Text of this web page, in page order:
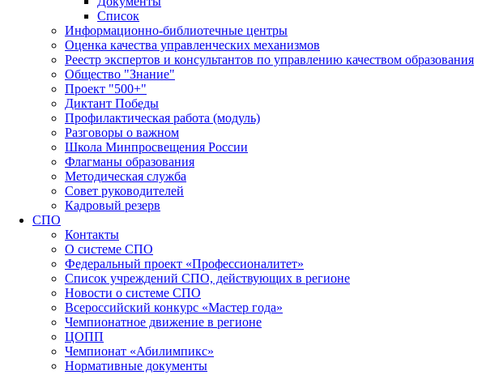
Список
Информационно-библиотечные центры
Оценка качества управленческих механизмов
Реестр экспертов и консультантов по управлению качеством образования
Общество "Знание"
Проект "500+"
Диктант Победы
Профилактическая работа (модуль)
Разговоры о важном
Школа Минпросвещения России
Флагманы образования
Методическая служба
Совет руководителей
Кадровый резерв
СПО
Контакты
О системе СПО
Федеральный проект «Профессионалитет»
Список учреждений СПО, действующих в регионе
Новости о системе СПО
Всероссийский конкурс «Мастер года»
Чемпионатное движение в регионе
ЦОПП
Чемпионат «Абилимпикс»
Нормативные документы